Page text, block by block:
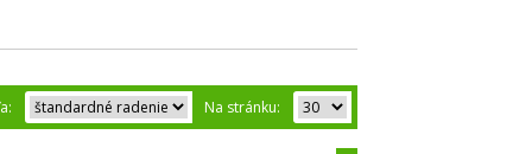
Na stránku: